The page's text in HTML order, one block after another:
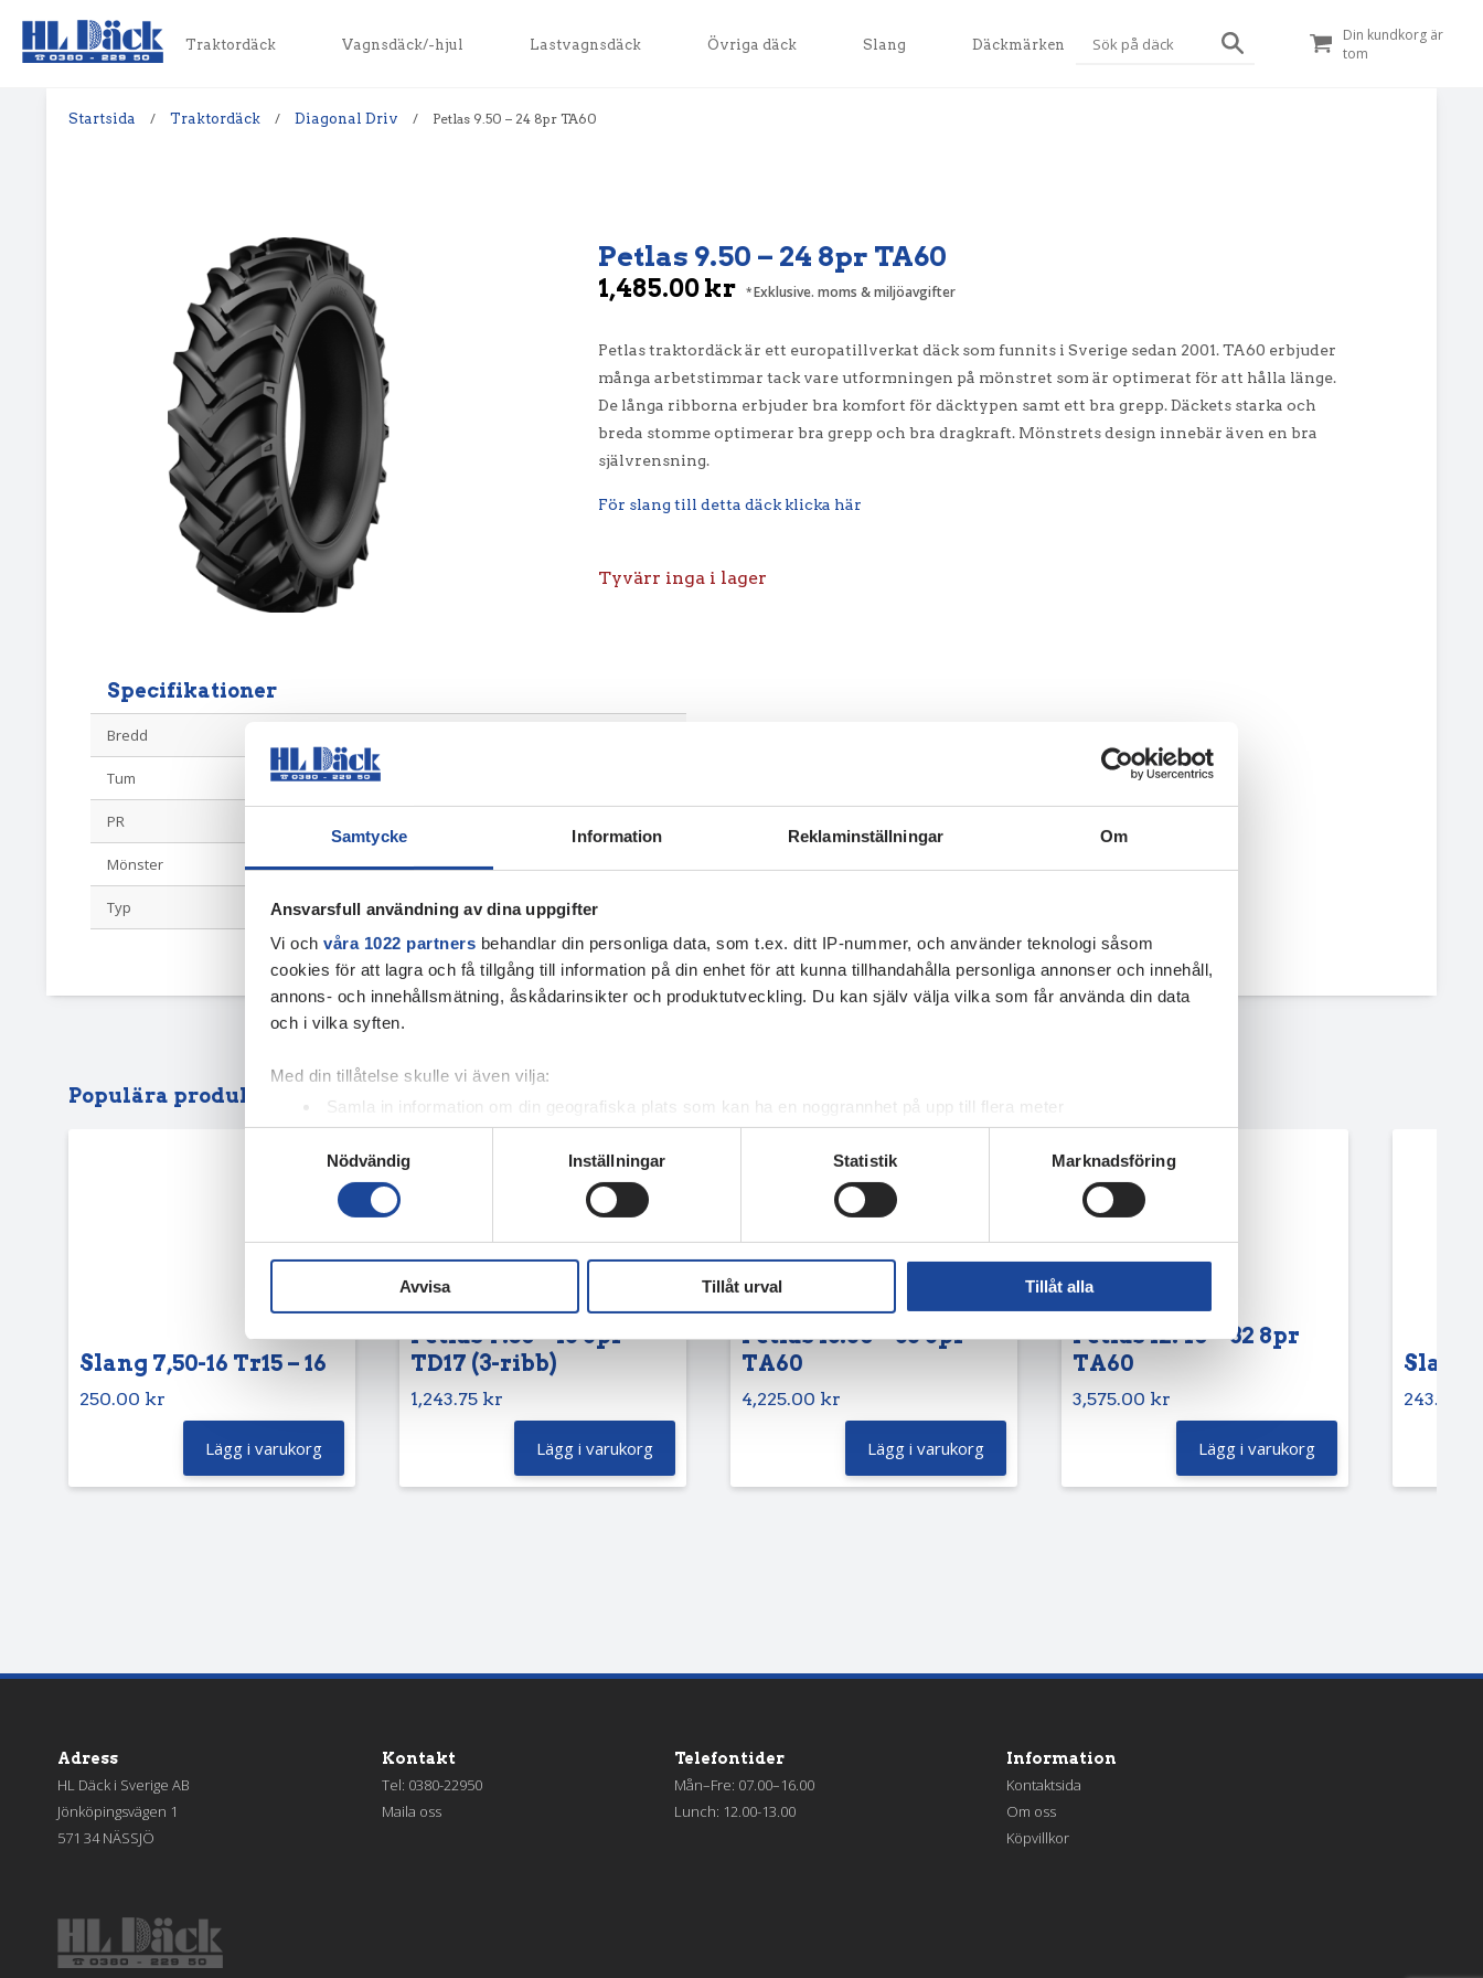
Samtycke Information Reklaminställningar Om
Ansvarsfull användning av dina uppgifter
Vi och våra 1022 partners behandlar din personliga data, som t.ex. ditt IP-nummer, och använder teknologi såsom
cookies för att lagra och få tillgång till information på din enhet för att kunna tillhandahålla personliga annonser och innehåll,
annons- och innehållsmätning, åskådarinsikter och produktutveckling. Du kan själv välja vilka som får använda din data
och i vilka syften.
Med din tillåtelse skulle vi även vilja:
Samla in information om din geografiska plats som kan ha en noggrannhet på upp till flera meter
Identifiera din enhet genom att aktivt skanna den för specifika kännetecken (fingeravtryck)
Ta reda på mer om hur dina personliga uppgifter behandlas och ställ in dina preferenser i
detaljsektionen. Du kan ändra
eller dra tillbaka ditt samtycke när som helst från cookie-förklaringen.
Vi använder enhetsidentifierare för att anpassa innehållet och annonserna till användarna, tillhandahålla funktioner för
till de sociala medier och annons- och analysföretag som vi samarbetar med. Dessa kan i sin tur kombinera informationen
Nödvändig
Inställningar Statistik Marknadsföring
Avvisa Tillåt urval Tillåt alla
Traktordäck Vagnsdäck/-hjul Lastvagnsdäck Övriga däck Slang Däckmärken
Din kundkorg är
tom
Startsida / Traktordäck / Diagonal Driv / Petlas 9.50 – 24 8pr TA60
Petlas 9.50 – 24 8pr TA60
1,485.00kr Exklusive. moms & miljöavgifter
Petlas traktordäck är ett europatillverkat däck som funnits i Sverige sedan 2001. TA60 erbjuder
många arbetstimmar tack vare utformningen på mönstret som är optimerat för att hålla länge.
De långa ribborna erbjuder bra komfort för däcktypen samt ett bra grepp. Däckets starka och
breda stomme optimerar bra grepp och bra dragkraft. Mönstrets design innebär även en bra
självrensning.
För slang till detta däck klicka här
Tyvärr inga i lager
Specifikationer
Bredd
Tum
PR
Mönster TA60
Typ Diagonal Driv
Populära produkter
Slang 7,50-16 Tr15 – 16
250.00 kr
Lägg i varukorg
Petlas 7.50 – 16 8pr
TD17 (3-ribb)
1,243.75 kr
Lägg i varukorg
Petlas 13.60 – 36 8pr
TA60
4,225.00 kr
Lägg i varukorg
Petlas 12.40 – 32 8pr
TA60
3,575.00 kr
Lägg i varukorg
Slang
243.75
Adress
HL Däck i Sverige AB
Jönköpingsvägen 1
571 34 NÄSSJÖ
Kontakt
Tel: 0380-22950
Maila oss
Telefontider
Mån–Fre: 07.00–16.00
Lunch: 12.00-13.00
Information
Kontaktsida
Om oss
Köpvillkor